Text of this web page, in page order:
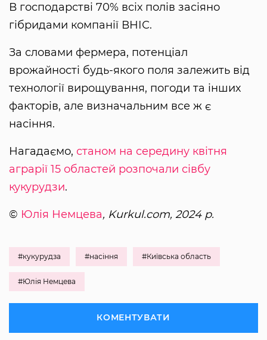
В господарстві 70% всіх полів засіяно
гібридами компанії ВНІС.
За словами фермера, потенціал
врожайності будь-якого поля залежить від
технології вирощування, погоди та інших
факторів, але визначальним все ж є
насіння.
Нагадаємо, станом на середину квітня
аграрії 15 областей розпочали сівбу
кукурудзи.
© Юлія Немцева, Kurkul.com, 2024 р.
#кукурудза #насіння #Київська область
#Юлія Немцева
КОМЕНТУВАТИ